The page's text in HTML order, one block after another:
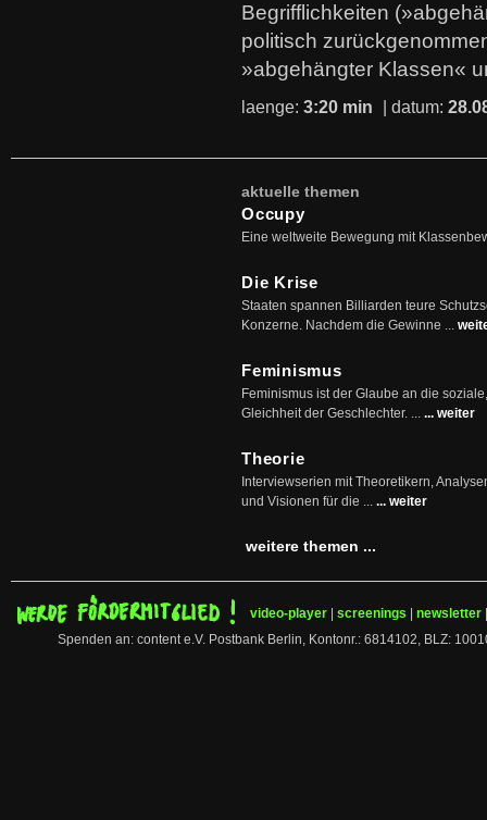
Begrifflichkeiten
politisch
»abgehängter Klassen«
laenge: 3:20 min | datum:
aktuelle themen
Occupy
Eine weltweite Bewegung mit
Die Krise
Staaten spannen Billiarden teure
Konzerne. Nachdem die Gewinne ...
Feminismus
Feminismus ist der Glaube an die
Gleichheit der Geschlechter. ... ... weiter
Theorie
Interviewserien mit Theoretikern,
und Visionen für die ... ... weiter
weitere themen ...
video-player screenings newsletter
Spenden an: content e.V. Postbank Berlin, Kontonr.: 6814102, BLZ: